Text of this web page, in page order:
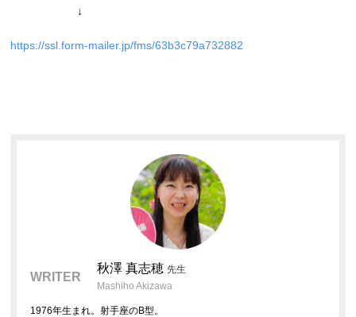
↓
https://ssl.form-mailer.jp/fms/63b3c79a732882
WRITER
秋澤 真志穂 先生
Mashiho Akizawa
1976年生まれ。射手座のB型。